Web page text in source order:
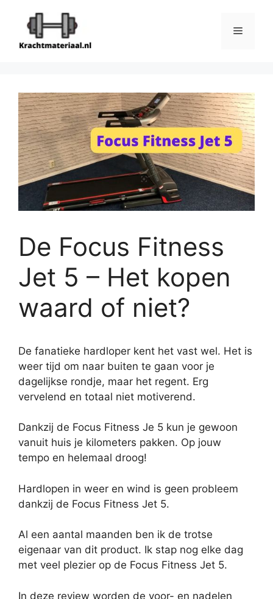
inhoud
Menu
De Focus Fitness
Jet 5 – Het kopen
waard of niet?
De fanatieke hardloper kent het vast wel. Het is
weer tijd om naar buiten te gaan voor je
dagelijkse rondje, maar het regent. Erg
vervelend en totaal niet motiverend.
Dankzij de Focus Fitness Je 5 kun je gewoon
vanuit huis je kilometers pakken. Op jouw
tempo en helemaal droog!
Hardlopen in weer en wind is geen probleem
dankzij de Focus Fitness Jet 5.
Al een aantal maanden ben ik de trotse
eigenaar van dit product. Ik stap nog elke dag
met veel plezier op de Focus Fitness Jet 5.
In deze review worden de voor- en nadelen